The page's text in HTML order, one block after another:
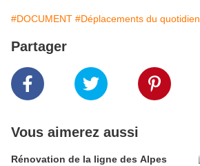
#DOCUMENT #Déplacements du quotidien
Partager
Vous aimerez aussi
Rénovation de la ligne des Alpes